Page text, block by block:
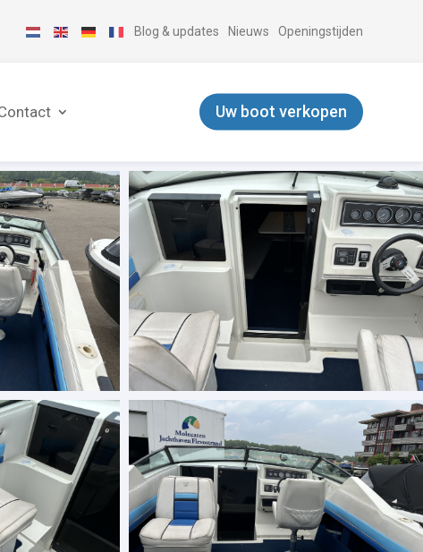
Blog & updates Nieuws Openingstijden
Uw boot verkopen